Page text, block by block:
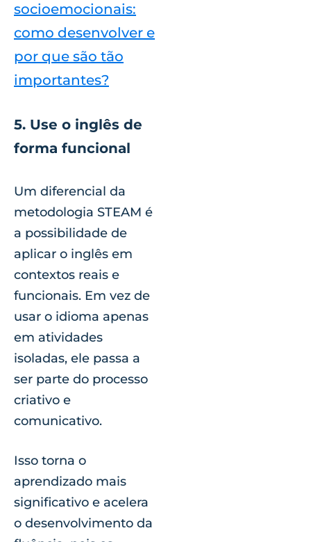
socioemocionais:
como desenvolver e
por que são tão
importantes?
5. Use o inglês de
forma funcional
Um diferencial da
metodologia STEAM é
a possibilidade de
aplicar o inglês em
contextos reais e
funcionais. Em vez de
usar o idioma apenas
em atividades
isoladas, ele passa a
ser parte do processo
criativo e
comunicativo.
Isso torna o
aprendizado mais
significativo e acelera
o desenvolvimento da